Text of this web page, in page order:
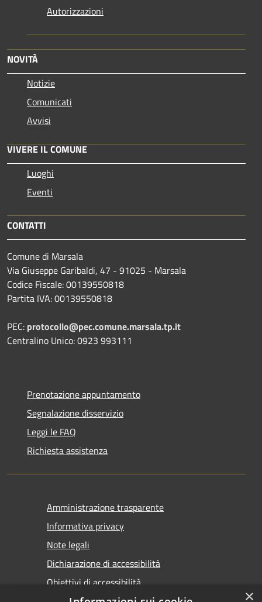
Autorizzazioni
NOVITÀ
Notizie
Comunicati
Avvisi
VIVERE IL COMUNE
Luoghi
Eventi
CONTATTI
Comune di Marsala
Via Giuseppe Garibaldi, 47 - 91025 - Marsala
Codice Fiscale: 00139550818
Partita IVA: 00139550818
PEC: protocollo@pec.comune.marsala.tp.it
Centralino Unico: 0923 993111
Prenotazione appuntamento
Segnalazione disservizio
Leggi le FAQ
Richiesta assistenza
Amministrazione trasparente
Informativa privacy
Note legali
Dichiarazione di accessibilità
Obiettivi di accessibilità
×